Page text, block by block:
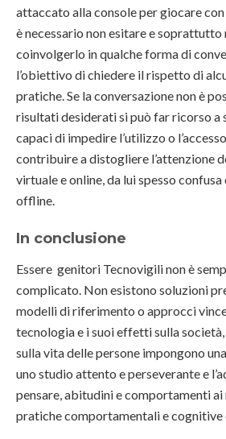
attaccato alla console per giocare
è necessario non esitare e soprattutto
coinvolgerlo in qualche forma di
l’obiettivo di chiedere il rispetto di
pratiche. Se la conversazione non è
risultati desiderati si può far ricorso a
capaci di impedire l’utilizzo o
contribuire a distogliere l’attenzione
virtuale e online, da lui spesso confusa
offline.
In conclusione
Essere genitori Tecnovigili non è
complicato. Non esistono soluzioni
modelli di riferimento o approcci
tecnologia e i suoi effetti sulla società,
sulla vita delle persone impongono
uno studio attento e perseverante e
pensare, abitudini e comportamenti
pratiche comportamentali e cognitive